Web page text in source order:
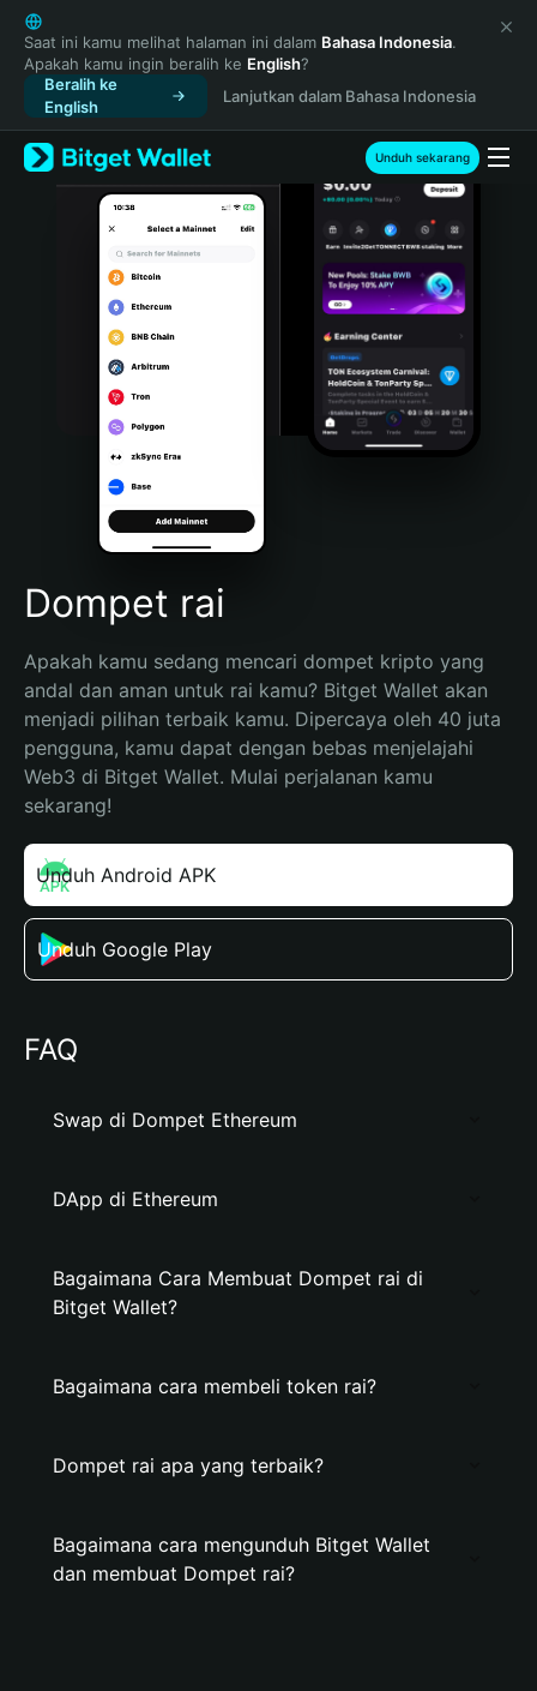
English
日本語
Tiếng Việt
Русский
Español (Latinoamérica)
Türkçe
Italiano
Português (Portugal)
Bahasa Indonesia
Português (Brasil)
Español (Argentina)
Saat ini kamu melihat halaman ini dalam Bahasa Indonesia.
Apakah kamu ingin beralih ke English?
Beralih ke
English
Lanjutkan dalam Bahasa Indonesia
Unduh sekarang
Dompet rai
Apakah kamu sedang mencari dompet kripto yang
andal dan aman untuk rai kamu? Bitget Wallet akan
menjadi pilihan terbaik kamu. Dipercaya oleh 40 juta
pengguna, kamu dapat dengan bebas menjelajahi
Web3 di Bitget Wallet. Mulai perjalanan kamu
sekarang!
Unduh Android APK
Unduh Google Play
FAQ
Swap di Dompet Ethereum
DApp di Ethereum
Bagaimana Cara Membuat Dompet rai di
Bitget Wallet?
Bagaimana cara membeli token rai?
Dompet rai apa yang terbaik?
Bagaimana cara mengunduh Bitget Wallet
dan membuat Dompet rai?